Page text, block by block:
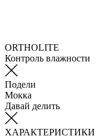
ORTHOLITE
Контроль влажности
Подели
Мокка
Давай делить
ХАРАКТЕРИСТИКИ